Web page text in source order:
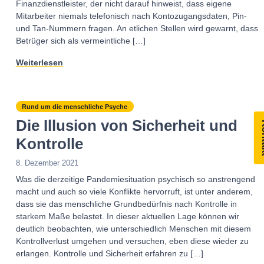
Finanzdienstleister, der nicht darauf hinweist, dass eigene
Mitarbeiter niemals telefonisch nach Kontozugangsdaten, Pin-
und Tan-Nummern fragen. An etlichen Stellen wird gewarnt, dass
Betrüger sich als vermeintliche […]
Weiterlesen
Rund um die menschliche Psyche
Die Illusion von Sicherheit und
Kontrolle
8. Dezember 2021
Was die derzeitige Pandemiesituation psychisch so anstrengend
macht und auch so viele Konflikte hervorruft, ist unter anderem,
dass sie das menschliche Grundbedürfnis nach Kontrolle in
starkem Maße belastet. In dieser aktuellen Lage können wir
deutlich beobachten, wie unterschiedlich Menschen mit diesem
Kontrollverlust umgehen und versuchen, eben diese wieder zu
erlangen. Kontrolle und Sicherheit erfahren zu […]